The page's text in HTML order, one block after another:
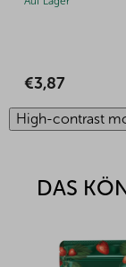
€3,87
High-contrast
DAS